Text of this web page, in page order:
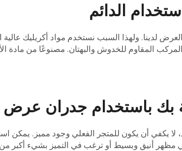
الدائم
لدينا. ولهذا السبب نستخدم مواد أكريليك عالية
المقاوم للخدوش والبهتان. مصنوعًا من مادة
باستخدام جدران عرض
يكفي أن يكون للمتجر الفعلي وجود مميز. يمكن
أنيق وبسيط أو ترغب في التميز بشيء أكبر من